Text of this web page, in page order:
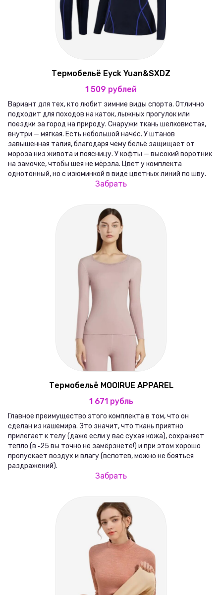
Термобельё Eyck Yuan&SXDZ
1 509 рублей
Вариант для тех, кто любит зимние виды спорта. Отлично
подходит для походов на каток, лыжных прогулок или
поездки за город на природу. Снаружи ткань шелковистая,
внутри — мягкая. Есть небольшой начёс. У штанов
завышенная талия, благодаря чему бельё защищает от
мороза низ живота и поясницу. У кофты — высокий воротник
на замочке, чтобы шея не мёрзла. Цвет у комплекта
однотонный, но с изюминкой в виде цветных линий по шву.
Забрать
Термобельё MOOIRUE APPAREL
1 671 рубль
Главное преимущество этого комплекта в том, что он
сделан из кашемира. Это значит, что ткань приятно
прилегает к телу (даже если у вас сухая кожа), сохраняет
тепло (в ‑25 вы точно не замёрзнете!) и при этом хорошо
пропускает воздух и влагу (вспотев, можно не бояться
раздражений).
Забрать